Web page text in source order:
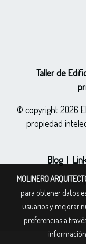
Taller de
© copyright 2026
propiedad
Blog|
MOLINERO
para obtener datos
usuarios y mejorar
preferencias a